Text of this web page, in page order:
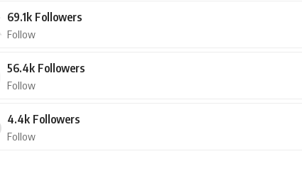
69.1k Followers
Follow
56.4k Followers
Follow
4.4k Followers
Follow